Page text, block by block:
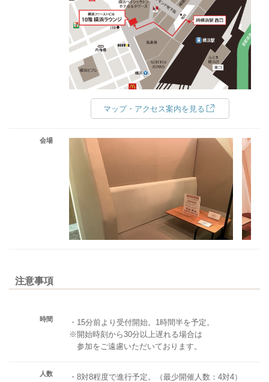
マップ・アクセス案内を見る
会場
注意事項
時間
・15分前より受付開始。1時間半を予定。
※開始時刻から30分以上遅れる場合は
参加をご遠慮いただいております。
人数
・8対8程度で進行予定。（最少開催人数：4対4）